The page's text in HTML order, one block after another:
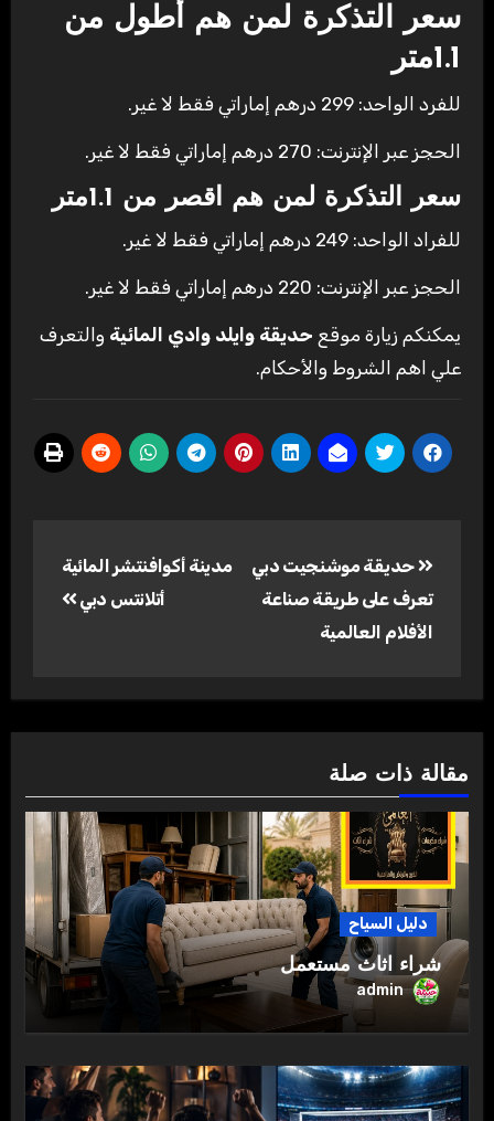
سعر التذكرة لمن هم أطول من
1.1متر
للفرد الواحد: 299 درهم إماراتي فقط لا غير.
الحجز عبر الإنترنت: 270 درهم إماراتي فقط لا غير.
سعر التذكرة لمن هم اقصر من 1.1متر
للفراد الواحد: 249 درهم إماراتي فقط لا غير.
الحجز عبر الإنترنت: 220 درهم إماراتي فقط لا غير.
يمكنكم زيارة موقع حديقة وايلد وادي المائية والتعرف
علي اهم الشروط والأحكام.
المقالات
حديقة موشنجيت دبي
تعرف على طريقة صناعة
الأفلام العالمية
مدينة أكوافنتشر المائية
أتلانتس دبي
مقالة ذات صلة
دليل السياح
شراء اثاث مستعمل
admin